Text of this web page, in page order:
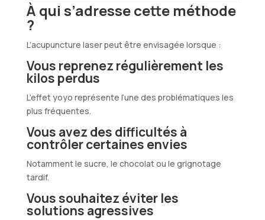
À qui s’adresse cette méthode
?
L’acupuncture laser peut être envisagée lorsque :
Vous reprenez régulièrement les
kilos perdus
L’effet yoyo représente l’une des problématiques les
plus fréquentes.
Vous avez des difficultés à
contrôler certaines envies
Notamment le sucre, le chocolat ou le grignotage
tardif.
Vous souhaitez éviter les
solutions agressives